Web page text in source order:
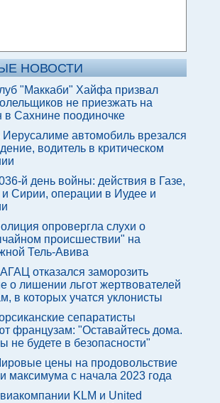
НОВОСТИ
"Маккаби" Хайфа призвал
не приезжать на
в Сахнине поодиночке
Иерусалиме автомобиль врезался
водитель в критическом
й день войны: действия в Газе,
Сирии, операции в Иудее и
опровергла слухи о
происшествии" на
Тель-Авива
отказался заморозить
о лишении льгот жертвователей
в которых учатся уклонисты
сепаратисты
французам: "Оставайтесь дома.
не будете в безопасности"
цены на продовольствие
максимума с начала 2023 года
KLM и United